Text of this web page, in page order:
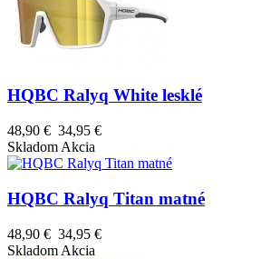
HQBC Ralyq White lesklé
48,90 € 34,95 €
Skladom Akcia
HQBC Ralyq Titan matné
48,90 € 34,95 €
Skladom Akcia